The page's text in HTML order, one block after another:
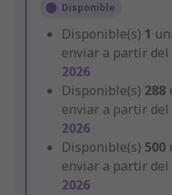
Disponible
Disponible(s) 1
enviar a partir del
2026
Disponible(s) 288
enviar a partir del
2026
Disponible(s) 500
enviar a partir del
2026